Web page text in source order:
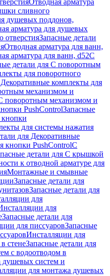
Отводная арматура
сливного
душевых поддонов,
арматура для душевых
отверстияЗапасные детали
Отводная арматура для ванн,
арматура для ванн, d52С
детали для С поворотным
для поворотного
комплекты для
механизмом и
поворотным механизмом и
PushControlЗапасные
кнопки
для системы нажатия
для Декоративные
кнопки PushControlС
детали для С крышкой
к отводной арматуре для
Монтажные и смывные
Запасные детали для
Запасные детали для
для
для
Запасные детали для
для писсуаровЗапасные
Инсталляции для
стенеЗапасные детали для
с водоотводом в
душевых систем и
для монтажа душевых